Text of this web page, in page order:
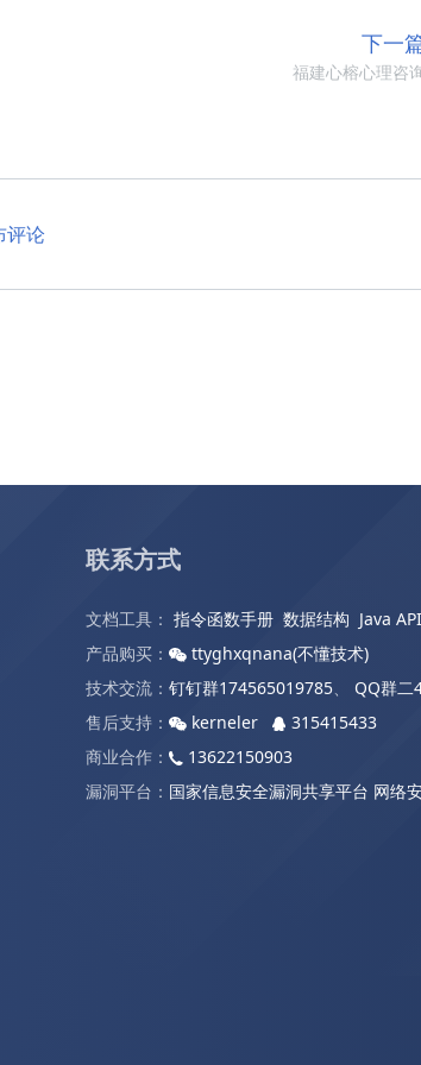
下一
福建心榕心理咨
评论
联系方式
文档工具： 指令函数手册 数据结构 Java API
产品购买：
ttyghxqnana(不懂技术)
技术交流： 钉钉群174565019785、 QQ群二
售后支持：
kerneler
315415433
商业合作：
13622150903
漏洞平台： 国家信息安全漏洞共享平台 网络